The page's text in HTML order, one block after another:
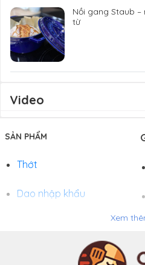
Nồi gang Staub
từ
Video
SẢN PHẨM
Thớt
Dao nhập khẩu
Xem